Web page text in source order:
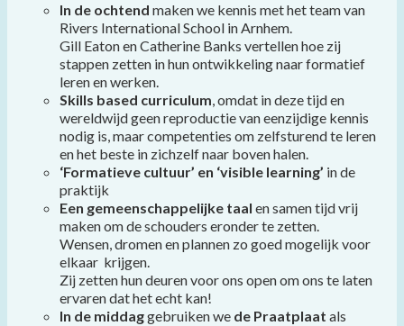
In de ochtend maken we kennis met het team van
Rivers International School in Arnhem.
Gill Eaton en Catherine Banks vertellen hoe zij
stappen zetten in hun ontwikkeling naar formatief
leren en werken.
Skills based curriculum, omdat in deze tijd en
wereldwijd geen reproductie van eenzijdige kennis
nodig is, maar competenties om zelfsturend te leren
en het beste in zichzelf naar boven halen.
‘Formatieve cultuur’ en ‘visible learning’ in de
praktijk
Een gemeenschappelijke taal en samen tijd vrij
maken om de schouders eronder te zetten.
Wensen, dromen en plannen zo goed mogelijk voor
elkaar krijgen.
Zij zetten hun deuren voor ons open om ons te laten
ervaren dat het echt kan!
In de middaggebruiken wede Praatplaat als